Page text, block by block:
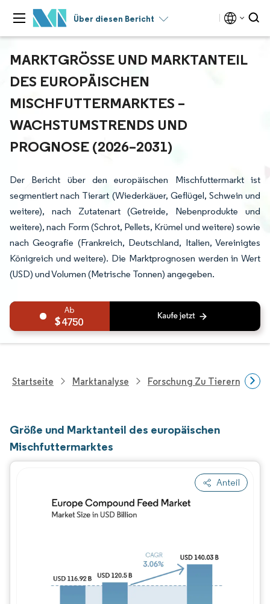
Über diesen Bericht
MARKTGRÖSSE UND MARKTANTEIL D
ES EUROPÄISCHEN M
ISCHFUTTERMARKTES – W
ACHSTUMSTRENDS UND P
ROGNOSE (2026–2031)
Der Bericht über den europäischen Mischfuttermarkt ist
segmentiert nach Tierart (Wiederkäuer, Geflügel, Schwein und
weitere), nach Zutatenart (Getreide, Nebenprodukte und
weitere), nach Form (Schrot, Pellets, Krümel und weitere) sowie
nach Geografie (Frankreich, Deutschland, Italien, Vereinigtes
Königreich und weitere). Die Marktprognosen werden in Wert
(USD) und Volumen (Metrische Tonnen) angegeben.
4750
Startseite Marktanalyse Forschung Zu
Größe und Marktanteil des europäischen
Mischfuttermarktes
Anteil